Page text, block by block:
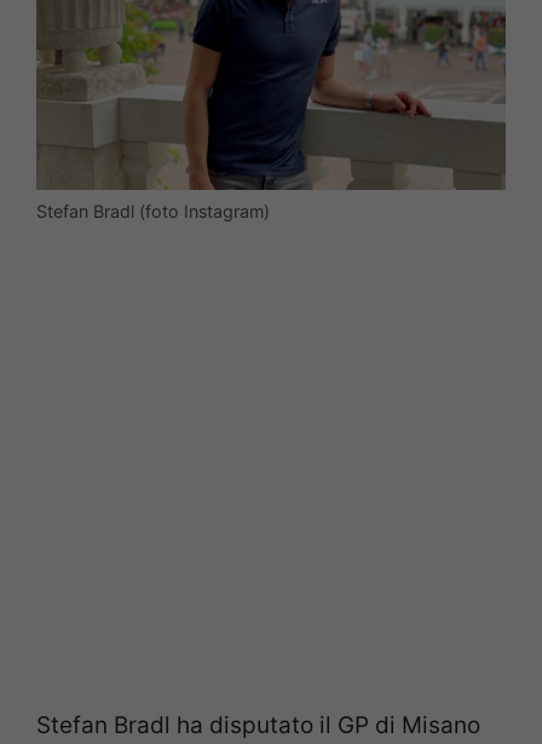
Stefan Bradl (foto Instagram)
Stefan Bradl ha disputato il GP di Misano